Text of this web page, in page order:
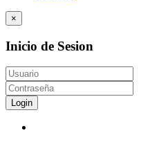
×
Inicio de Sesion
Login